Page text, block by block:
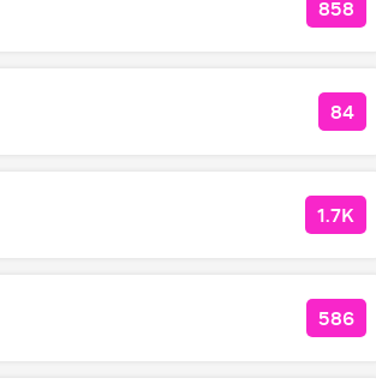
858
84
1.7K
586